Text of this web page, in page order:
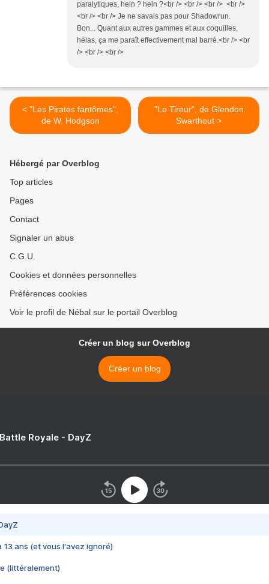
paralytiques, hein ? hein ?<br /> <br /> <br /> <br />
<br /> <br /> Je ne savais pas pour Shadowrun.
Bon... Quant aux autres gammes et aux coquilles,
hélas, ça me paraît effectivement mal barré.<br /> <br
/> <br /> <br />
< "Les Pirates fantômes",
de W. Hodgson
"Le Tireur", de Glendon
Swarthout >
Hébergé par Overblog
Top articles
Pages
Contact
Signaler un abus
C.G.U.
Cookies et données personnelles
Préférences cookies
Voir le profil de Nébal sur le portail Overblog
Créer un blog sur Overblog
Créer un blog
Royale - DayZ
13 ans (et vous l'avez ignoré)
(littéralement)